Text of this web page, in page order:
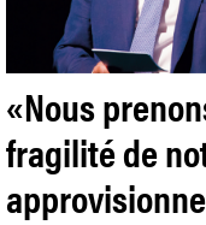
«Nous
fragilité de